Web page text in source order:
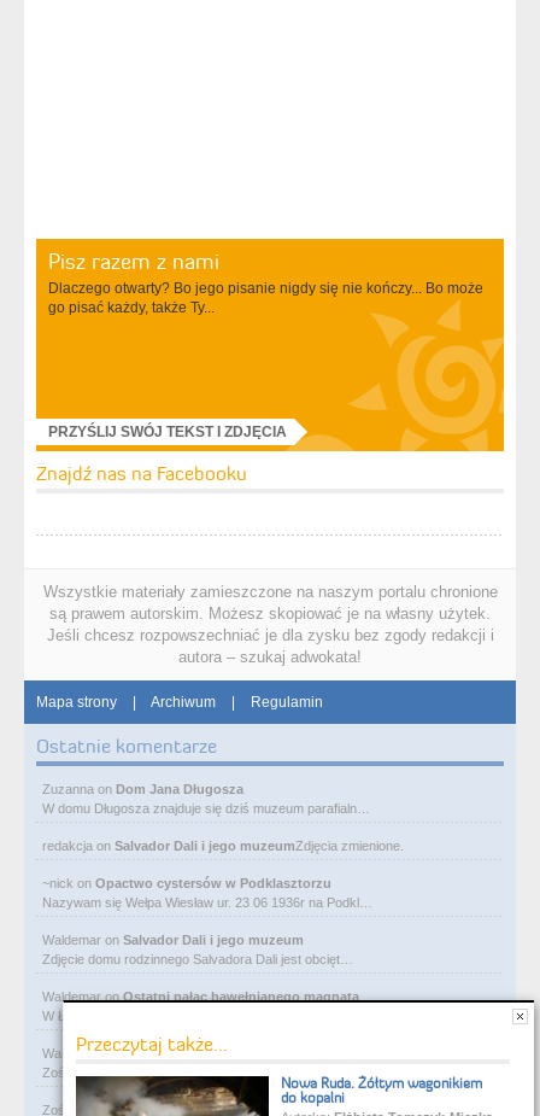
Pisz razem z nami
Dlaczego otwarty? Bo jego pisanie nigdy się nie kończy... Bo może
go pisać każdy, także Ty...
PRZYŚLIJ SWÓJ TEKST I ZDJĘCIA
Znajdź nas na Facebooku
Wszystkie materiały zamieszczone na naszym portalu chronione
są prawem autorskim. Możesz skopiować je na własny użytek.
Jeśli chcesz rozpowszechniać je dla zysku bez zgody redakcji i
autora – szukaj adwokata!
Mapa strony | Archiwum | Regulamin
Ostatnie komentarze
Zuzanna on Dom Jana Długosza
W domu Długosza znajduje się dziś muzeum parafialn…
redakcja on Salvador Dali i jego muzeumZdjęcia zmienione.
~nick on Opactwo cystersów w Podklasztorzu
Nazywam się Wełpa Wiesław ur. 23 06 1936r na Podkl…
Waldemar on Salvador Dali i jego muzeum
Zdjęcie domu rodzinnego Salvadora Dali jest obcięt…
Waldemar on Ostatni pałac bawełnianego magnata
W Łodzi, obok Manufaktury, przy ulicy Ogrodowej je…
Waldemar on Rycerze-rabusie i więzienie Janosika
Zośka - zarejestruj się na flog i wrzucaj foty. Gw…
Zośka Rycerze-rabusie i więzienie Janosika
Przeczytaj także...
Nowa Ruda. Żółtym wagonikiem
do kopalni